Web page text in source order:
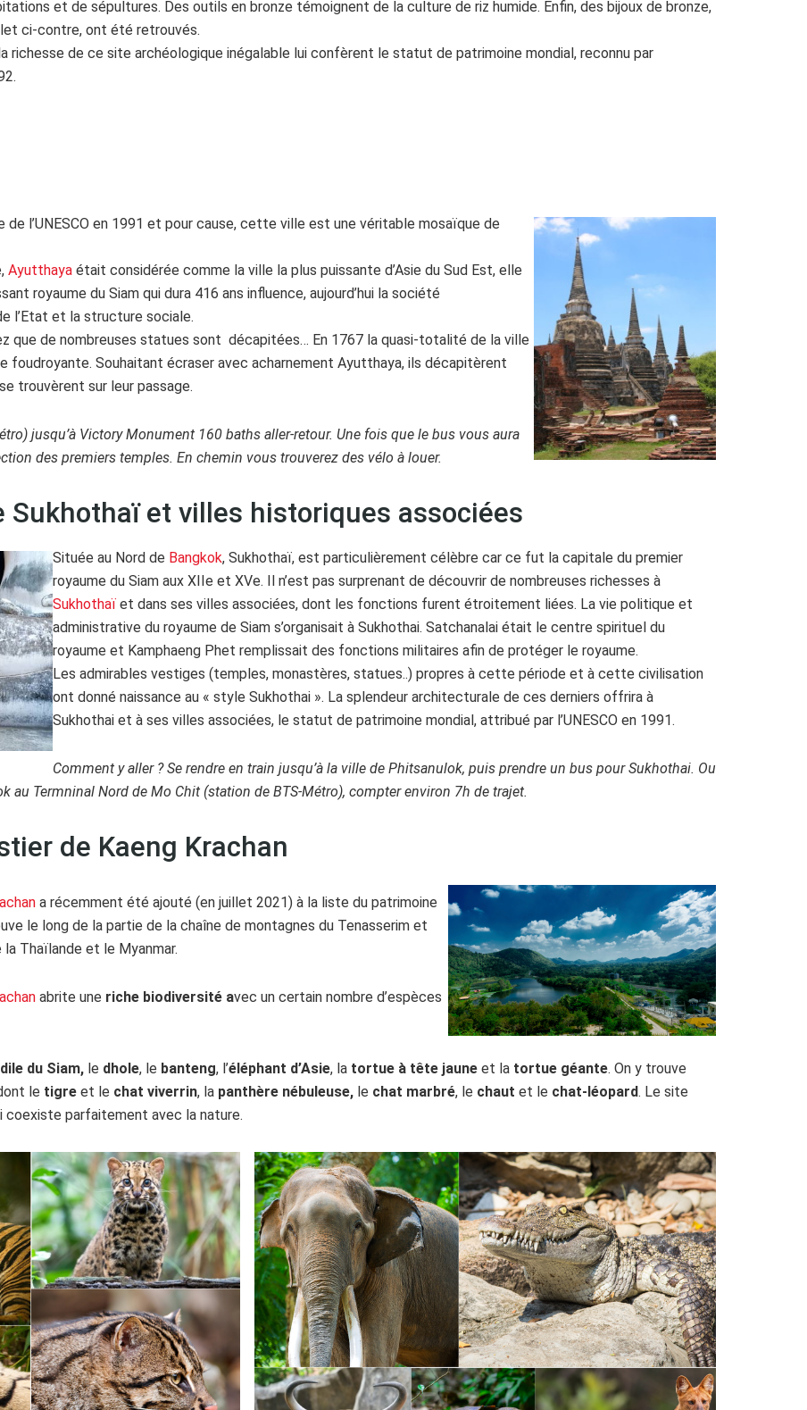
et de sépultures. Des outils en bronze témoignent de la culture de riz humide. Enfin, des bijoux de bronze,
ci-contre, ont été retrouvés.
richesse de ce site archéologique inégalable lui confèrent le statut de patrimoine mondial, reconnu par
l’UNESCO en 1991 et pour cause, cette ville est une véritable mosaïque de
Ayutthaya était considérée comme la ville la plus puissante d’Asie du Sud Est, elle
royaume du Siam qui dura 416 ans influence, aujourd’hui la société
l’Etat et la structure sociale.
que de nombreuses statues sont décapitées… En 1767 la quasi-totalité de la ville
foudroyante. Souhaitant écraser avec acharnement Ayutthaya, ils décapitèrent
trouvèrent sur leur passage.
jusqu’à Victory Monument 160 baths aller-retour. Une fois que le bus vous aura
des premiers temples. En chemin vous trouverez des vélo à louer.
Sukhothaï et villes historiques associées
Située au Nord de Bangkok, Sukhothaï, est particulièrement célèbre car ce fut la capitale du premier
royaume du Siam aux XIIe et XVe. Il n’est pas surprenant de découvrir de nombreuses richesses à
Sukhothaï et dans ses villes associées, dont les fonctions furent étroitement liées. La vie politique et
administrative du royaume de Siam s’organisait à Sukhothai. Satchanalai était le centre spirituel du
royaume et Kamphaeng Phet remplissait des fonctions militaires afin de protéger le royaume.
Les admirables vestiges (temples, monastères, statues..) propres à cette période et à cette civilisation
ont donné naissance au « style Sukhothai ». La splendeur architecturale de ces derniers offrira à
Sukhothai et à ses villes associées, le statut de patrimoine mondial, attribué par l’UNESCO en 1991.
Comment y aller ? Se rendre en train jusqu’à la ville de Phitsanulok, puis prendre un bus pour Sukhothai. Ou
au Termninal Nord de Mo Chit (station de BTS-Métro), compter environ 7h de trajet.
de Kaeng Krachan
a récemment été ajouté (en juillet 2021) à la liste du patrimoine
le long de la partie de la chaîne de montagnes du Tenasserim et
Thaïlande et le Myanmar.
abrite une riche biodiversité avec un certain nombre d’espèces
du Siam, le dhole, le banteng, l’éléphant d’Asie, la tortue à tête jaune et la tortue géante. On y trouve
le tigre et le chat viverrin, la panthère nébuleuse, le chat marbré, le chaut et le chat-léopard. Le site
coexiste parfaitement avec la nature.